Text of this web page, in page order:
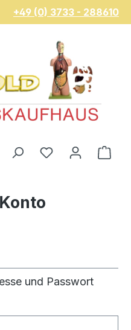
+49 (0) 3733 - 288610
Du hast 0
und Passwort